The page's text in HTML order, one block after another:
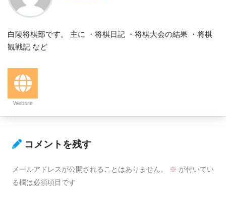
白陵将棋部です。 主に ・将棋日記 ・将棋大会の結果 ・将棋
観戦記 など
Website
コメントを残す
メールアドレスが公開されることはありません。 ※ が付いてい
る欄は必須項目です